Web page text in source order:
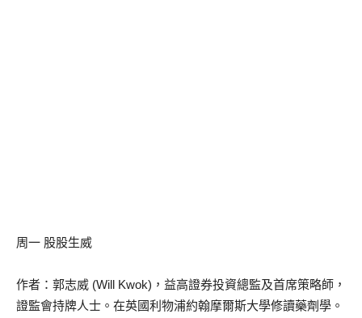
周一 股股生威
作者：郭志威 (Will Kwok)，益高證券投資總監及首席策略師，
證監會持牌人士。在英國利物浦約翰摩爾斯大學修讀藥劑學。